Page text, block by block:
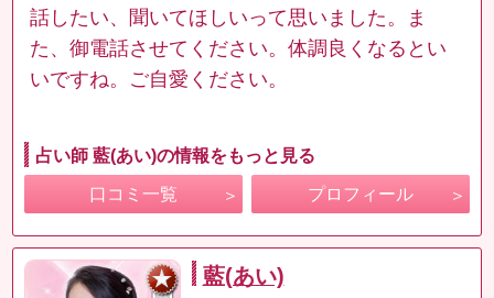
話したい、聞いてほしいって思いました。ま
た、御電話させてください。体調良くなるとい
いですね。ご自愛ください。
占い師 藍(あい)の情報をもっと見る
口コミ一覧 プロフィール
藍(あい)